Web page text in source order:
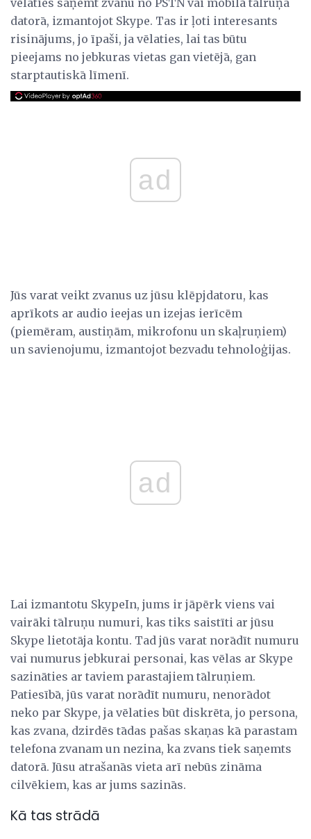
vēlaties saņemt zvanu no PSTN vai mobilā tālruņa
datorā, izmantojot Skype. Tas ir ļoti interesants
risinājums, jo īpaši, ja vēlaties, lai tas būtu
pieejams no jebkuras vietas gan vietējā, gan
starptautiskā līmenī.
ad
Jūs varat veikt zvanus uz jūsu klēpjdatoru, kas
aprīkots ar audio ieejas un izejas ierīcēm
(piemēram, austiņām, mikrofonu un skaļruņiem)
un savienojumu, izmantojot bezvadu tehnoloģijas.
ad
Lai izmantotu SkypeIn, jums ir jāpērk viens vai
vairāki tālruņu numuri, kas tiks saistīti ar jūsu
Skype lietotāja kontu. Tad jūs varat norādīt numuru
vai numurus jebkurai personai, kas vēlas ar Skype
sazināties ar taviem parastajiem tālruņiem.
Patiesībā, jūs varat norādīt numuru, nenorādot
neko par Skype, ja vēlaties būt diskrēta, jo persona,
kas zvana, dzirdēs tādas pašas skaņas kā parastam
telefona zvanam un nezina, ka zvans tiek saņemts
datorā. Jūsu atrašanās vieta arī nebūs zināma
cilvēkiem, kas ar jums sazinās.
Kā tas strādā